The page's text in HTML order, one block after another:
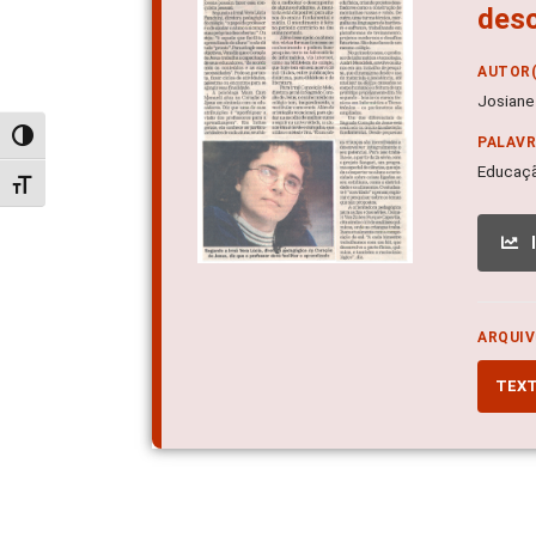
Alternar alto contraste
Alternar tamanho da fonte